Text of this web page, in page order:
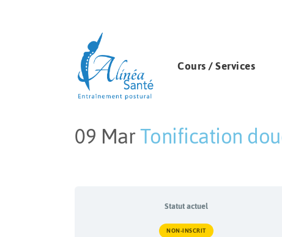
Cours / Services
09 MarTonification
Statut actuel
NON-INSCRIT